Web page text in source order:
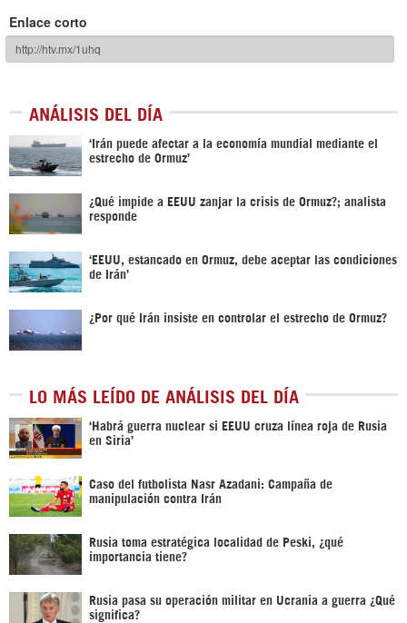
Enlace corto
ANÁLISIS DEL DÍA
‘Irán puede afectar a la economía mundial mediante el
estrecho de Ormuz’
¿Qué impide a EEUU zanjar la crisis de Ormuz?; analista
responde
‘EEUU, estancado en Ormuz, debe aceptar las condiciones
de Irán’
¿Por qué Irán insiste en controlar el estrecho de Ormuz?
LO MÁS LEÍDO DE ANÁLISIS DEL DÍA
‎‘Habrá guerra nuclear si EEUU cruza línea roja de Rusia
en Siria’‎
Caso del futbolista Nasr Azadani: Campaña de
manipulación contra Irán
Rusia toma estratégica localidad de Peski, ¿qué
importancia tiene?
Rusia pasa su operación militar en Ucrania a guerra ¿Qué
significa?